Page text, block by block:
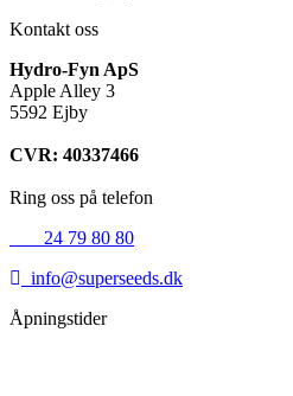
Kontakt oss
Hydro-Fyn ApS
Apple Alley 3
5592 Ejby
CVR: 40337466
Ring oss på telefon
24 79 80 80
info@superseeds.dk
Åpningstider